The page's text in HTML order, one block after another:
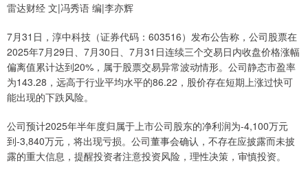
雷达财经 文|冯秀语 编|李亦辉
7月31日，淳中科技（证券代码：603516）发布公告称，公司股票在
2025年7月29日、7月30日、7月31日连续三个交易日内收盘价格涨幅
偏离值累计达到20%，属于股票交易异常波动情形。公司静态市盈率
为143.28，远高于行业平均水平的86.22，股价存在短期上涨过快可
能出现的下跌风险。
公司预计2025年半年度归属于上市公司股东的净利润为-4,100万元
到-3,840万元，将出现亏损。公司董事会确认，不存在应披露而未披
露的重大信息，提醒投资者注意投资风险，理性决策，审慎投资。